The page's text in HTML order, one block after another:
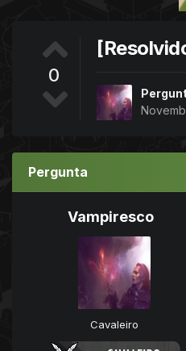
0
Pergunta
Vampiresco
Cavaleiro